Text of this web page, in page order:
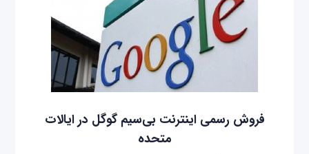
فروش رسمی اینترنت بی‌سیم گوگل در ایالات
متحده